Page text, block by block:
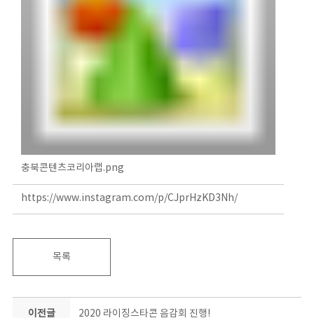
충북콘텐츠코리아랩.png
https://www.instagram.com/p/CJprHzKD3Nh/
목록
이전글 2020 라이징스타콘 음감회 진행!